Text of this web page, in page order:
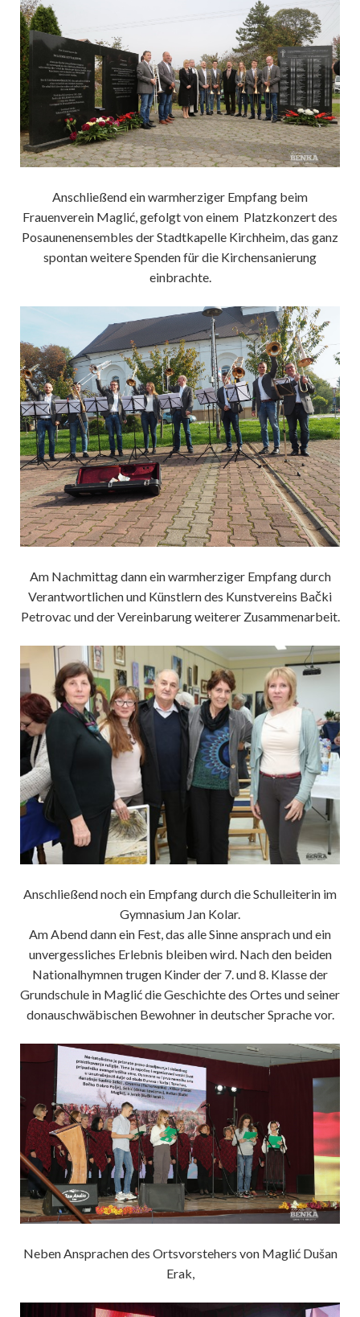
Anschließend ein warmherziger Empfang beim
Frauenverein Maglić, gefolgt von einem Platzkonzert des
Posaunenensembles der Stadtkapelle Kirchheim, das ganz
spontan weitere Spenden für die Kirchensanierung
einbrachte.
Am Nachmittag dann ein warmherziger Empfang durch
Verantwortlichen und Künstlern des Kunstvereins Bački
Petrovac und der Vereinbarung weiterer Zusammenarbeit.
Anschließend noch ein Empfang durch die Schulleiterin im
Gymnasium Jan Kolar.
Am Abend dann ein Fest, das alle Sinne ansprach und ein
unvergessliches Erlebnis bleiben wird. Nach den beiden
Nationalhymnen trugen Kinder der 7. und 8. Klasse der
Grundschule in Maglić die Geschichte des Ortes und seiner
donauschwäbischen Bewohner in deutscher Sprache vor.
Neben Ansprachen des Ortsvorstehers von Maglić Dušan
Erak,